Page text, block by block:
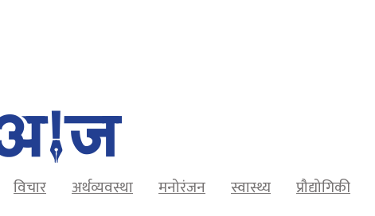
विचार अर्थव्यवस्था मनोरंजन स्वास्थ्य प्रौद्योगिकी